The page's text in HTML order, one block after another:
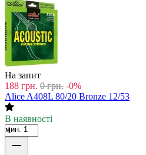
На запит
188 грн. 0 грн. -0%
Alice A408L 80/20 Bronze 12/53
В наявності
мин. 1